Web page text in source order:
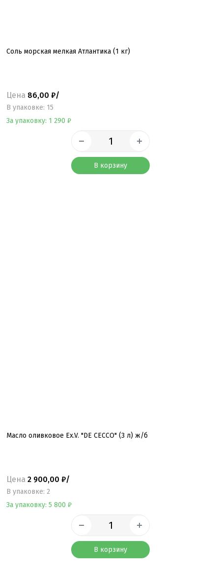
Соль морская мелкая Атлантика (1 кг)
Цена 86,00 ₽/
B упаковке: 15
За упаковку: 1 290 ₽
В корзину
Масло оливковое Ex.V. "DE CECCO" (3 л) ж/б
Цена 2 900,00 ₽/
B упаковке: 2
За упаковку: 5 800 ₽
В корзину